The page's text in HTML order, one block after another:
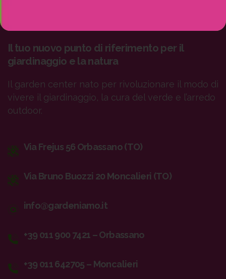
Il tuo nuovo punto di riferimento per il
giardinaggio e la natura
Il garden center nato per rivoluzionare il modo di
vivere il giardinaggio, la cura del verde e l’arredo
outdoor.
Via Frejus 56 Orbassano (TO)
Via Bruno Buozzi 20 Moncalieri (TO)
info@gardeniamo.it
+39 011 900 7421 – Orbassano
+39 011 642705 – Moncalieri